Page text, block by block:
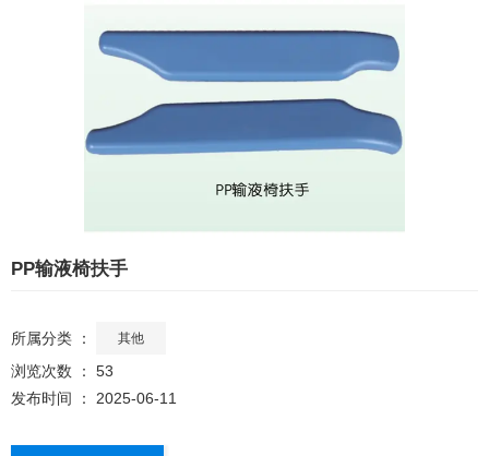
PP输液椅扶手
所属分类 ： 其他
浏览次数 ： 53
发布时间 ： 2025-06-11